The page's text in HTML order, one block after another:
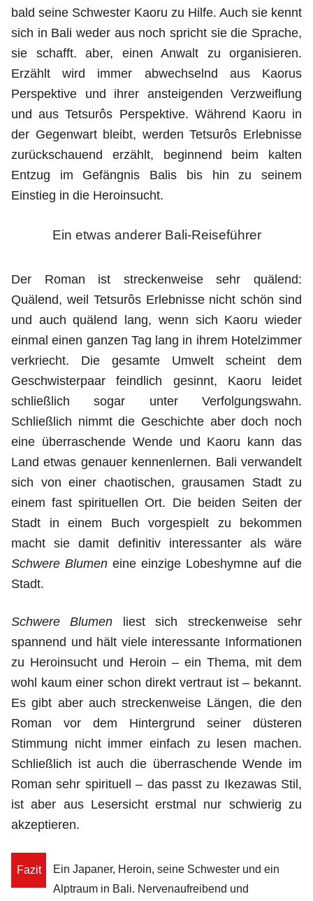
bald seine Schwester Kaoru zu Hilfe. Auch sie kennt
sich in Bali weder aus noch spricht sie die Sprache,
sie schafft. aber, einen Anwalt zu organisieren.
Erzählt wird immer abwechselnd aus Kaorus
Perspektive und ihrer ansteigenden Verzweiflung
und aus Tetsurôs Perspektive. Während Kaoru in
der Gegenwart bleibt, werden Tetsurôs Erlebnisse
zurückschauend erzählt, beginnend beim kalten
Entzug im Gefängnis Balis bis hin zu seinem
Einstieg in die Heroinsucht.
Ein etwas anderer Bali-Reiseführer
Der Roman ist streckenweise sehr quälend:
Quälend, weil Tetsurôs Erlebnisse nicht schön sind
und auch quälend lang, wenn sich Kaoru wieder
einmal einen ganzen Tag lang in ihrem Hotelzimmer
verkriecht. Die gesamte Umwelt scheint dem
Geschwisterpaar feindlich gesinnt, Kaoru leidet
schließlich sogar unter Verfolgungswahn.
Schließlich nimmt die Geschichte aber doch noch
eine überraschende Wende und Kaoru kann das
Land etwas genauer kennenlernen. Bali verwandelt
sich von einer chaotischen, grausamen Stadt zu
einem fast spirituellen Ort. Die beiden Seiten der
Stadt in einem Buch vorgespielt zu bekommen
macht sie damit definitiv interessanter als wäre
Schwere Blumen eine einzige Lobeshymne auf die
Stadt.
Schwere Blumen liest sich streckenweise sehr
spannend und hält viele interessante Informationen
zu Heroinsucht und Heroin – ein Thema, mit dem
wohl kaum einer schon direkt vertraut ist – bekannt.
Es gibt aber auch streckenweise Längen, die den
Roman vor dem Hintergrund seiner düsteren
Stimmung nicht immer einfach zu lesen machen.
Schließlich ist auch die überraschende Wende im
Roman sehr spirituell – das passt zu Ikezawas Stil,
ist aber aus Lesersicht erstmal nur schwierig zu
akzeptieren.
Fazit
Ein Japaner, Heroin, seine Schwester und ein
Alptraum in Bali. Nervenaufreibend und